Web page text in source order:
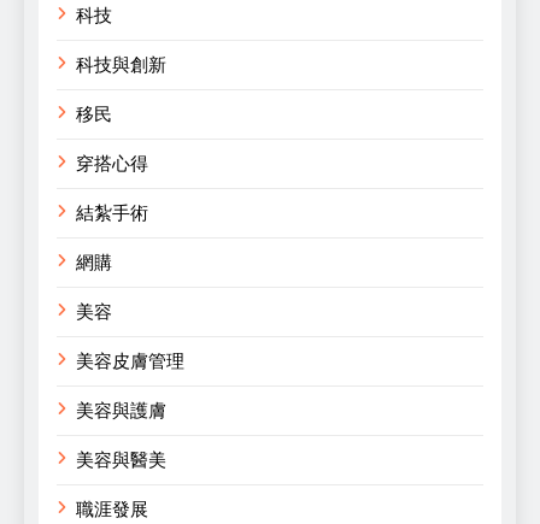
科技
科技與創新
移民
穿搭心得
結紮手術
網購
美容
美容皮膚管理
美容與護膚
美容與醫美
職涯發展